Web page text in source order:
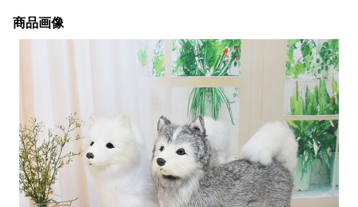
商品画像